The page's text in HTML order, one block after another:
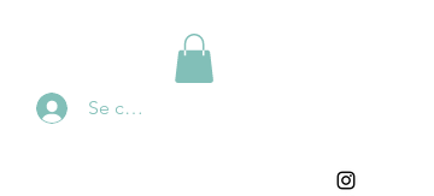
Se connecter